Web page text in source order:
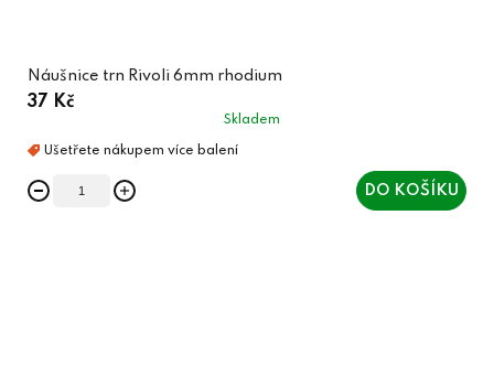
Náušnice trn Rivoli 6mm rhodium
37 Kč
Skladem
DO KOŠÍKU